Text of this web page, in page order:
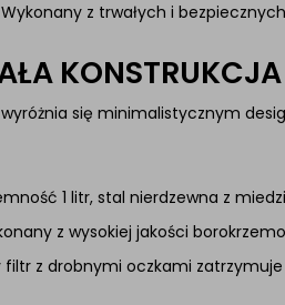
z trwałych i
KONSTRUKCJA
wyróżnia się minimalistycznym
1 litr, stal nierdzewna z
z wysokiej jakości
filtr z drobnymi oczkami